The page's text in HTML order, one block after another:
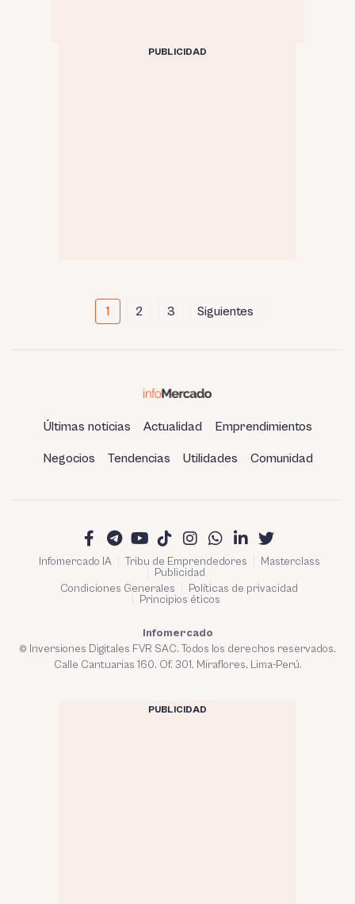
PUBLICIDAD
1 2 3 Siguientes
Últimas noticias Actualidad Emprendimientos
Negocios Tendencias Utilidades Comunidad
Infomercado IA Tribu de Emprendedores
Masterclass
Publicidad
Condiciones Generales
Políticas de privacidad
Principios éticos
Infomercado
© Inversiones Digitales FVR SAC. Todos los derechos reservados.
Calle Cantuarias 160. Of. 301. Miraflores, Lima-Perú.
PUBLICIDAD